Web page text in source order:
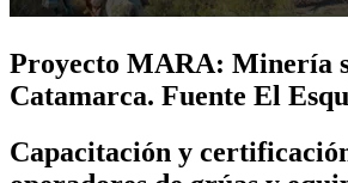
Proyecto MARA: Minería
Catamarca. Fuente El
Capacitación y